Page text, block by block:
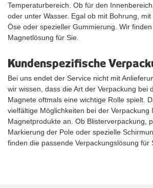
Temperaturbereich. Ob für den
oder unter Wasser. Egal ob mit Bohrung,
Öse oder spezieller Gummierung. Wir
Magnetlösung für Sie.
Kundenspezifische
Bei uns endet der Service nicht mit
wir wissen, dass die Art der Verpackung bei
Magnete oftmals eine wichtige Rolle spielt.
vielfältige Möglichkeiten bei der Verpackung
Magnetprodukte an. Ob Blisterverpackung,
Markierung der Pole oder spezielle
finden die passende Verpackungslösung für